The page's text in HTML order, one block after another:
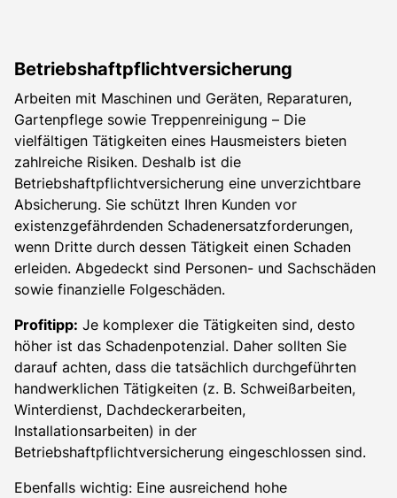
Betriebshaftpflichtversicherung
Arbeiten mit Maschinen und Geräten, Reparaturen,
Gartenpflege sowie Treppenreinigung – Die
vielfältigen Tätigkeiten eines Hausmeisters bieten
zahlreiche Risiken. Deshalb ist die
Betriebshaftpflichtversicherung eine unverzichtbare
Absicherung. Sie schützt Ihren Kunden vor
existenzgefährdenden Schadenersatzforderungen,
wenn Dritte durch dessen Tätigkeit einen Schaden
erleiden. Abgedeckt sind Personen- und Sachschäden
sowie finanzielle Folgeschäden.
Profitipp: Je komplexer die Tätigkeiten sind, desto
höher ist das Schadenpotenzial. Daher sollten Sie
darauf achten, dass die tatsächlich durchgeführten
handwerklichen Tätigkeiten (z. B. Schweißarbeiten,
Winterdienst, Dachdeckerarbeiten,
Installationsarbeiten) in der
Betriebshaftpflichtversicherung eingeschlossen sind.
Ebenfalls wichtig: Eine ausreichend hohe